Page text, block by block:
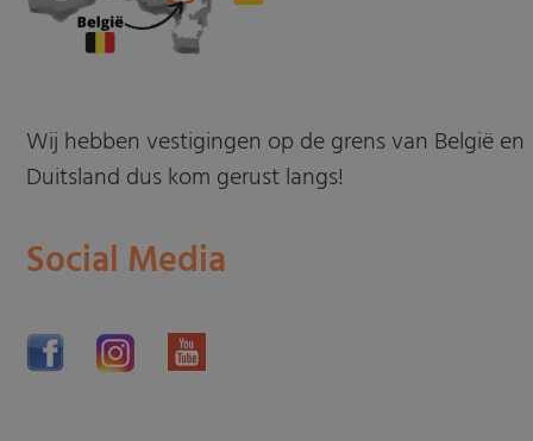
Wij hebben vestigingen op de grens van België en
Duitsland dus kom gerust langs!
Social Media